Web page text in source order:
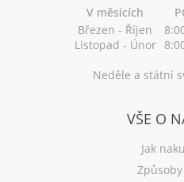
V měsících
Březen - Říjen
Listopad - Únor
Neděle a státní
VŠE O
Jak